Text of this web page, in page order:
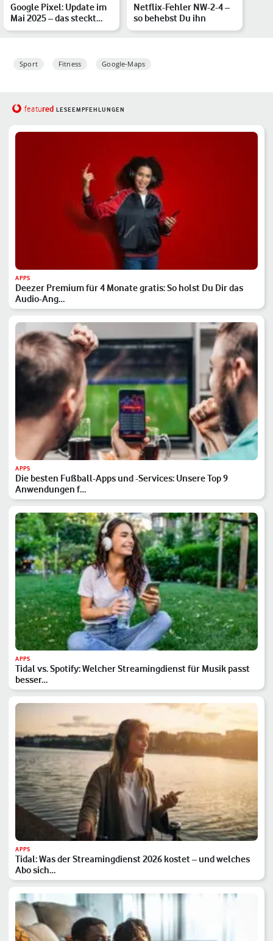
Google Pixel: Update im
Mai 2025 – das steckt
drin
Netflix-Fehler NW-2-4 –
so behebst Du ihn
Sport Fitness Google-Maps
featured LESEEMPFEHLUNGEN
APPS
Deezer Premium für 4 Monate gratis: So holst Du Dir das
Audio-Ang…
APPS
Die besten Fußball-Apps und -Services: Unsere Top 9
Anwendungen f…
APPS
Tidal vs. Spotify: Welcher Streamingdienst für Musik passt
besser…
APPS
Tidal: Was der Streamingdienst 2026 kostet – und welches
Abo sich…